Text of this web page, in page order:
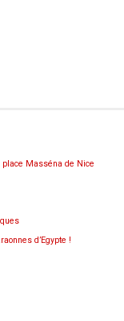
Masséna de Nice
d’Egypte !